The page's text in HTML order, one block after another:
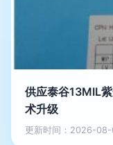
供应泰谷13MIL
术升级
更新时间：2026-